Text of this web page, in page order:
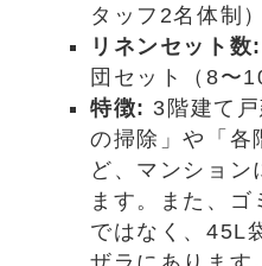
タッフ2名体制）
リネンセット数:
団セット（8〜
特徴: 3階建て
の掃除」や「各
ど、マンション
ます。また、ゴ
ではなく、45L